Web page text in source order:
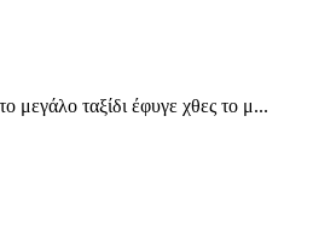
μεγάλο ταξίδι έφυγε χθες το μ...